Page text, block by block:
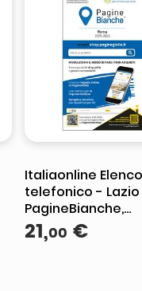
Italiaonline Elenco
telefonico -
PagineBianche,
PagineGialle e
TuttoCittà
21,00 €